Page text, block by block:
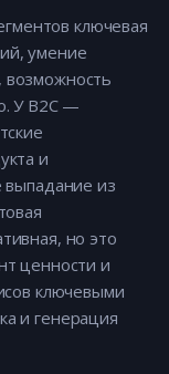
ключевая
умение
У B2C —
и
выпадание из
но это
ценности и
ключевыми
и генерация